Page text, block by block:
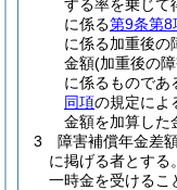
する率を乗じて
に係る第9条第8
に係る加重後の
金額(加重後の
に係るものであ
同項の規定によ
金額を加算した
3
障害補償年金差
に掲げる者とする。
一時金を受けるこ